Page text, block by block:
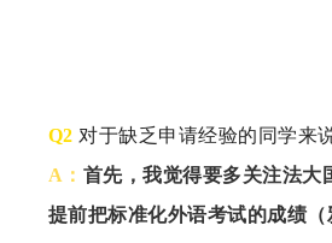
Q2 对于缺乏申请经验的同学来
A： 首先，我觉得要多关注法大
提前把标准化外语考试的成绩